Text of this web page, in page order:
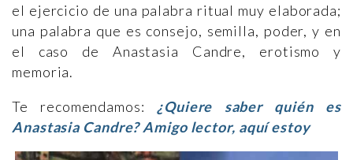
el ejercicio de una palabra ritual muy elaborada;
una palabra que es consejo, semilla, poder, y en
el caso de Anastasia Candre, erotismo y
memoria.
Te recomendamos:
¿Quiere saber quién es
Anastasia Candre? Amigo lector, aquí estoy